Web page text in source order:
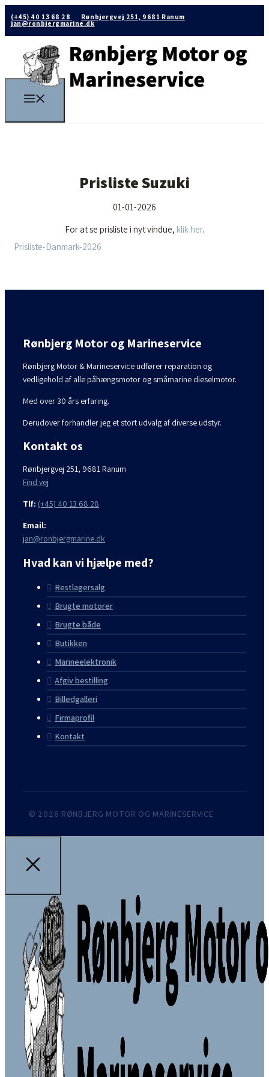
(+45) 40 13 68 28 Rønbjergvej 251, 9681 Ranum
jan@ronbjergmarine.dk
Prisliste Suzuki
01-01-2026
For at se prisliste i nyt vindue, klik her.
Prisliste-Danmark-2026
Rønbjerg Motor og Marineservice
Rønbjerg Motor & Marineservice udfører reparation og
vedligehold af alle påhængsmotor og småmarine dieselmotor.
Med over 30 års erfaring.
Derudover forhandler jeg et stort udvalg af diverse udstyr.
Kontakt os
Rønbjergvej 251, 9681 Ranum
Find vej
Tlf: (+45) 40 13 68 28
Email:
jan@ronbjergmarine.dk
Hvad kan vi hjælpe med?
Restlagersalg
Brugte motorer
Brugte både
Butikken
Marineelektronik
Afgiv bestilling
Billedgalleri
Firmaprofil
Kontakt
© 2026 RØNBJERG MOTOR OG MARINESERVICE